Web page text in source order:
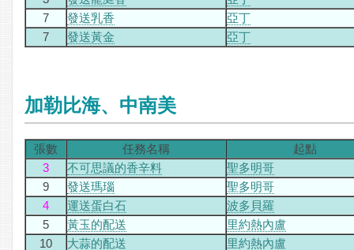
7
發送乳香
亞丁
7
發送黃金 亞丁
加勒比海、中南美
張數 任務名稱
起點
3
不可思議的香辛料
聖多明哥
9
發送瑪瑙
聖多明哥
4
運送蛋白石
波多貝羅
5
黃玉的配送
里約熱內盧
10
大蒜的配送 里約熱內盧